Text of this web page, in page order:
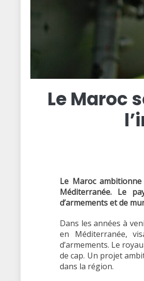
Le Maroc
Le Maroc
Méditerranée. Le
d’armements et de
Dans les années à
en Méditerranée,
d’armements. Le
de cap. Un projet
dans la région.